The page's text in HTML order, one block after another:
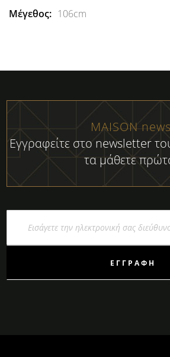
106cm
MAISON
Εγγραφείτε στο newsletter
τα μάθετε
ΕΓΓΡΑΦΉ